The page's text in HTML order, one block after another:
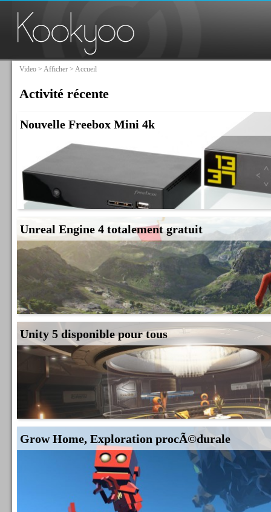
Video> Afficher> Accueil
Activité récente
Nouvelle Freebox Mini 4k
Unreal Engine 4 totalement gratuit
Unity 5 disponible pour tous
Grow Home, Exploration procÃ©durale